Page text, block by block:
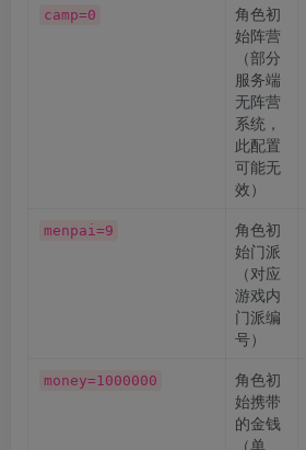
camp=0
角色初
始阵营
（部分
服务端
无阵营
系统，
此配置
可能无
效）
menpai=9
角色初
始门派
（对应
游戏内
门派编
号）
money=1000000
角色初
始携带
的金钱
（单